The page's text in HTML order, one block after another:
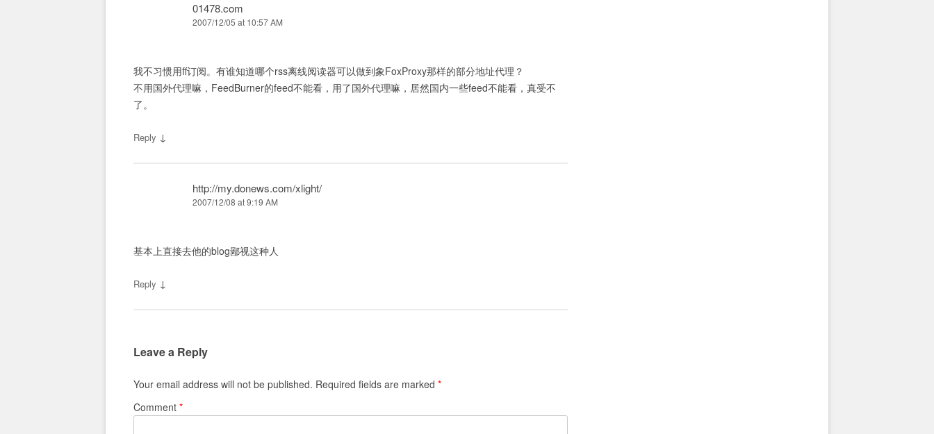
01478.com
2007/12/05 at 10:57 AM
我不习惯用ff订阅。有谁知道哪个rss离线阅读器可以做到象FoxProxy那样的部分地址代理？
不用国外代理嘛，FeedBurner的feed不能看，用了国外代理嘛，居然国内一些feed不能看，真受不
了。
Reply ↓
http://my.donews.com/xlight/
2007/12/08 at 9:19 AM
基本上直接去他的blog鄙视这种人
Reply ↓
Leave a Reply
Your email address will not be published. Required fields are marked *
Comment *